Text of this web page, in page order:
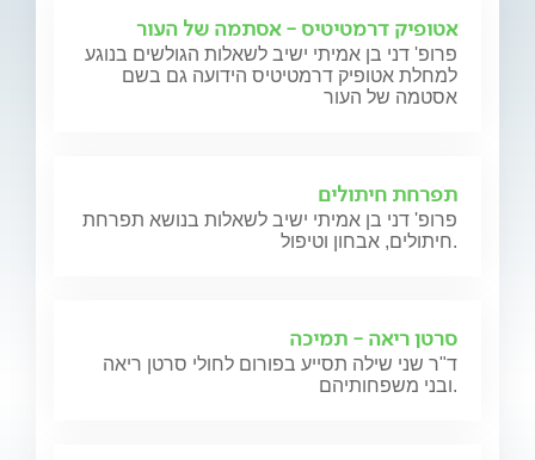
אטופיק דרמטיטיס - אסתמה של העור
פרופ' דני בן אמיתי ישיב לשאלות הגולשים בנוגע
למחלת אטופיק דרמטיטיס הידועה גם בשם
אסטמה של העור
תפרחת חיתולים
פרופ' דני בן אמיתי ישיב לשאלות בנושא תפרחת
חיתולים, אבחון וטיפול.
סרטן ריאה - תמיכה
ד"ר שני שילה תסייע בפורום לחולי סרטן ריאה
ובני משפחותיהם.